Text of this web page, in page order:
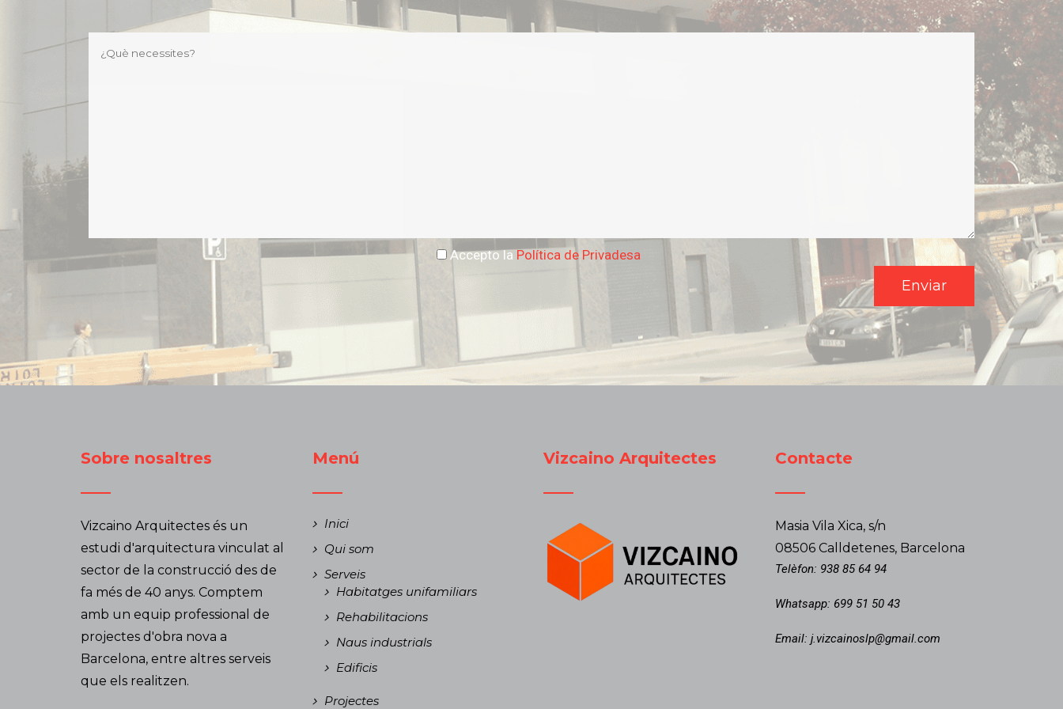
Accepto la Política de Privadesa
Sobre nosaltres
Vizcaino Arquitectes és un
estudi d'arquitectura vinculat al
sector de la construcció des de
fa més de 40 anys. Comptem
amb un equip professional de
projectes d'obra nova a
Barcelona, ​​entre altres serveis
que els realitzen.
Menú
Inici
Qui som
Serveis
Habitatges unifamiliars
Rehabilitacions
Naus industrials
Edificis
Projectes
Vizcaino Arquitectes Contacte
Masia Vila Xica, s/n
08506 Calldetenes, Barcelona
Telèfon: 938 85 64 94
Whatsapp: 699 51 50 43
Email: j.vizcainoslp@gmail.com